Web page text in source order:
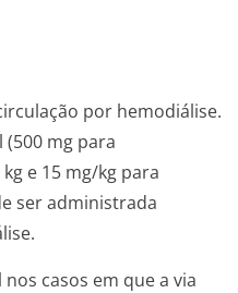
por hemodiálise.
mg para
e 15 mg/kg para
ser administrada
casos em que a via